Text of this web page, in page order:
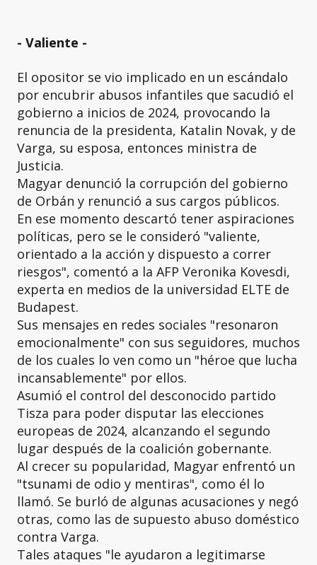
- Valiente -
El opositor se vio implicado en un escándalo
por encubrir abusos infantiles que sacudió el
gobierno a inicios de 2024, provocando la
renuncia de la presidenta, Katalin Novak, y de
Varga, su esposa, entonces ministra de
Justicia.
Magyar denunció la corrupción del gobierno
de Orbán y renunció a sus cargos públicos.
En ese momento descartó tener aspiraciones
políticas, pero se le consideró "valiente,
orientado a la acción y dispuesto a correr
riesgos", comentó a la AFP Veronika Kovesdi,
experta en medios de la universidad ELTE de
Budapest.
Sus mensajes en redes sociales "resonaron
emocionalmente" con sus seguidores, muchos
de los cuales lo ven como un "héroe que lucha
incansablemente" por ellos.
Asumió el control del desconocido partido
Tisza para poder disputar las elecciones
europeas de 2024, alcanzando el segundo
lugar después de la coalición gobernante.
Al crecer su popularidad, Magyar enfrentó un
"tsunami de odio y mentiras", como él lo
llamó. Se burló de algunas acusaciones y negó
otras, como las de supuesto abuso doméstico
contra Varga.
Tales ataques "le ayudaron a legitimarse